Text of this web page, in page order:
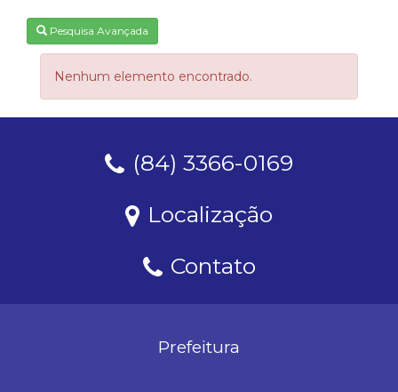
Pesquisa Avançada
Nenhum elemento encontrado.
(84) 3366-0169
Localização
Contato
Prefeitura